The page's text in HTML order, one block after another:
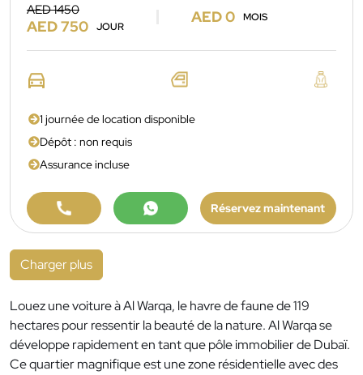
AED 1450
AED 750 JOUR
AED 0 MOIS
1 journée de location disponible
Dépôt : non requis
Assurance incluse
Réservez maintenant
Charger plus
Louez une voiture à Al Warqa, le havre de faune de 119
hectares pour ressentir la beauté de la nature. Al Warqa se
développe rapidement en tant que pôle immobilier de Dubaï.
Ce quartier magnifique est une zone résidentielle avec des